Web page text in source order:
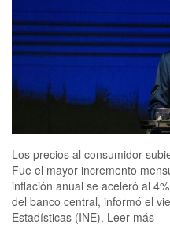
Los precios al consumidor
Fue el mayor incremento
inflación anual se aceleró al
del banco central, informó el
Estadísticas (INE). Leer más